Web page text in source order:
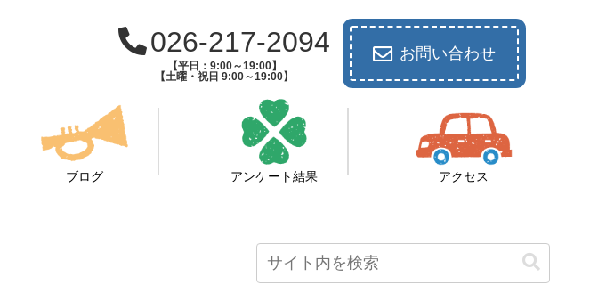
026-217-2094
【平日：9:00～19:00】
【土曜・祝日 9:00～19:00】
お問い合わせ
ブログ アンケート結果 アクセス